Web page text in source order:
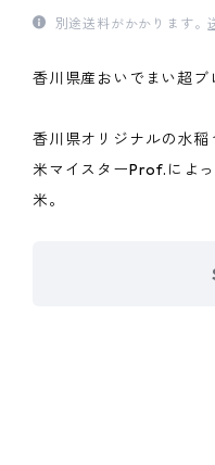
別途送料がかかります。
香川県産おいでまい超
香川県オリジナルの水
米マイスターProf.によ
米。